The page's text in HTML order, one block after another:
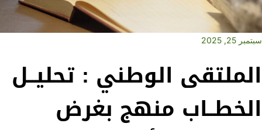
سبتمبر 25, 2025
الملتقى الوطني : تحليــل
الخطــاب منهج بغرض